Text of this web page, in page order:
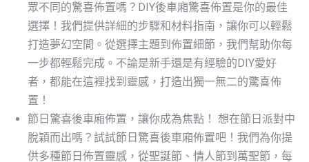
眾不同的驚喜佈置嗎？DIY後車廂驚喜佈置是你的最佳
選擇！我們提供詳細的步驟和材料指南，讓你可以輕鬆
打造夢幻空間。從選擇主題到佈置細節，我們幫助你每
一步都輕鬆完成。不論是新手還是有經驗的DIY愛好
者，都能在這裡找到靈感，打造出獨一無二的驚喜佈
置！
節日驚喜後車廂佈置，讓你成為焦點！ 想在節日派對中
脫穎而出嗎？試試節日驚喜後車廂佈置吧！我們為你提
供多種節日佈置靈感，從聖誕節、情人節到萬聖節，每